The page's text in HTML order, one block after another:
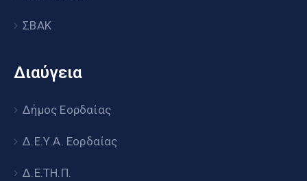
ΣΒΑΚ
Διαύγεια
Δήμος Εορδαίας
Δ.Ε.Υ.Α. Εορδαίας
Δ.Ε.ΤΗ.Π.